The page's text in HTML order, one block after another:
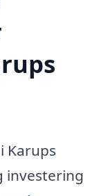
Karups
investering